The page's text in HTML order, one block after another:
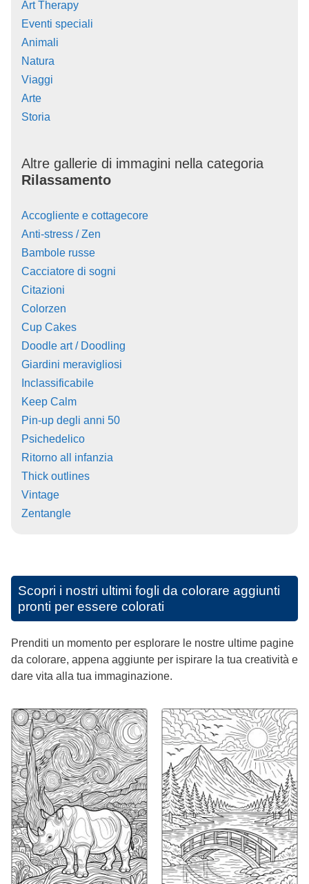
Art Therapy
Eventi speciali
Animali
Natura
Viaggi
Arte
Storia
Altre gallerie di immagini nella categoria
Rilassamento
Accogliente e cottagecore
Anti-stress / Zen
Bambole russe
Cacciatore di sogni
Citazioni
Colorzen
Cup Cakes
Doodle art / Doodling
Giardini meravigliosi
Inclassificabile
Keep Calm
Pin-up degli anni 50
Psichedelico
Ritorno all infanzia
Thick outlines
Vintage
Zentangle
Scopri i nostri ultimi fogli da colorare aggiunti
pronti per essere colorati
Prenditi un momento per esplorare le nostre ultime pagine
da colorare, appena aggiunte per ispirare la tua creatività e
dare vita alla tua immaginazione.